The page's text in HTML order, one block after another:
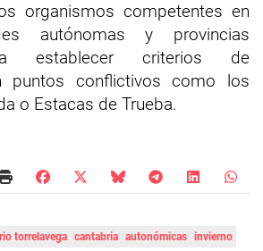
organismos competentes en
autónomas y provincias
establecer criterios de
puntos conflictivos como los
o Estacas de Trueba.
torrelavega cantabria autonómicas invierno